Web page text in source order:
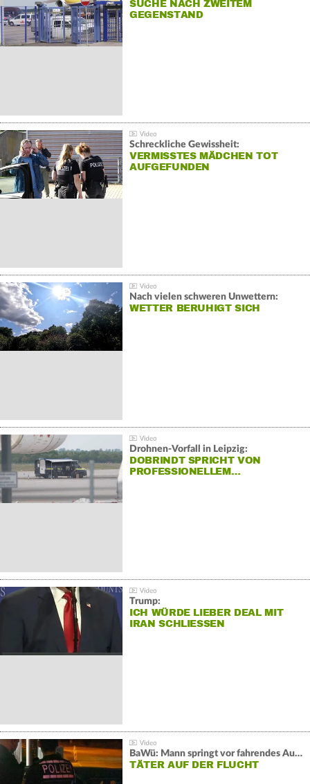
SUCHE NACH ZWEITEM
GEGENSTAND
Schreckliche Gewissheit:
VERMISSTES MÄDCHEN TOT
AUFGEFUNDEN
Nach vielen schweren Unwettern:
WETTER BERUHIGT SICH
Drohnen-Vorfall in Leipzig:
DOBRINDT SPRICHT VON
PROFESSIONELLEM…
Trump:
ICH WÜRDE LIEBER DEAL MIT
IRAN SCHLIESSEN
BaWü: Mann springt vor fahrendes Auto und schießt
TÄTER AUF DER FLUCHT